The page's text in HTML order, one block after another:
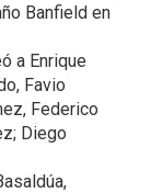
Banfield en
a Enrique
Favio
Federico
Diego